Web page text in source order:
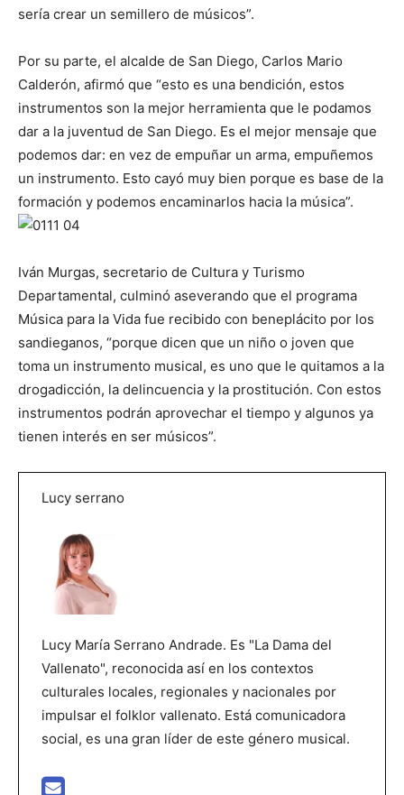
sería crear un semillero de músicos”.
Por su parte, el alcalde de San Diego, Carlos Mario
Calderón, afirmó que “esto es una bendición, estos
instrumentos son la mejor herramienta que le podamos
dar a la juventud de San Diego. Es el mejor mensaje que
podemos dar: en vez de empuñar un arma, empuñemos
un instrumento. Esto cayó muy bien porque es base de la
formación y podemos encaminarlos hacia la música”.
Iván Murgas, secretario de Cultura y Turismo
Departamental, culminó aseverando que el programa
Música para la Vida fue recibido con beneplácito por los
sandieganos, “porque dicen que un niño o joven que
toma un instrumento musical, es uno que le quitamos a la
drogadicción, la delincuencia y la prostitución. Con estos
instrumentos podrán aprovechar el tiempo y algunos ya
tienen interés en ser músicos”.
Lucy serrano
Lucy María Serrano Andrade. Es "La Dama del
Vallenato", reconocida así en los contextos
culturales locales, regionales y nacionales por
impulsar el folklor vallenato. Está comunicadora
social, es una gran líder de este género musical.